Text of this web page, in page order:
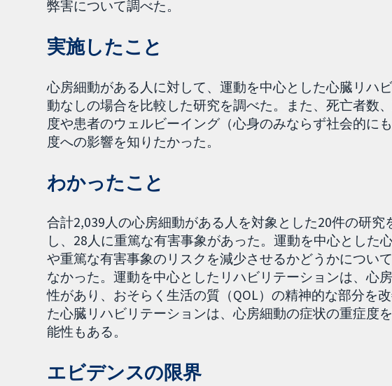
弊害について調べた。
実施したこと
心房細動がある人に対して、運動を中心とした心臓リハ
動なしの場合を比較した研究を調べた。また、死亡者数
度や患者のウェルビーイング（心身のみならず社会的に
度への影響を知りたかった。
わかったこと
合計2,039人の心房細動がある人を対象とした20件の研
し、28人に重篤な有害事象があった。運動を中心とした
や重篤な有害事象のリスクを減少させるかどうかについ
なかった。運動を中心としたリハビリテーションは、心
性があり、おそらく生活の質（QOL）の精神的な部分を
た心臓リハビリテーションは、心房細動の症状の重症度
能性もある。
エビデンスの限界